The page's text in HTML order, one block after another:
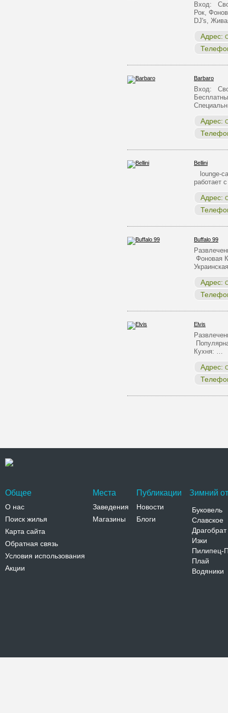
Вход:
Рок,
DJ's,
Адрес:
Barbaro
Вход:
Адрес:
Bellini
lounge-
работает
Адрес:
Buffalo 99
Фоновая
Адрес:
Elvis
Кухня: …
Адрес:
Общее
О нас
Поиск жилья
Карта сайта
Обратная связь
Условия использования
Акции
Места
Заведения
Магазины
Публикации
Новости
Блоги
Зимний
Буковель
Славское
Драгобрат
Изки
Пилипец-
Плай
Водяники